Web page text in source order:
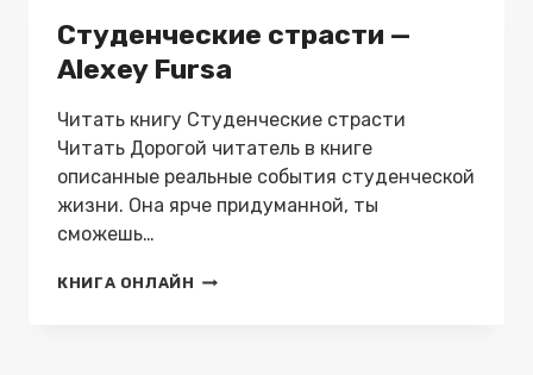
Студенческие страсти —
Alexey Fursa
Читать книгу Студенческие страсти
Читать Дорогой читатель в книге
описанные реальные события студенческой
жизни. Она ярче придуманной, ты
сможешь…
КНИГА ОНЛАЙН СТУДЕНЧЕСКИЕ